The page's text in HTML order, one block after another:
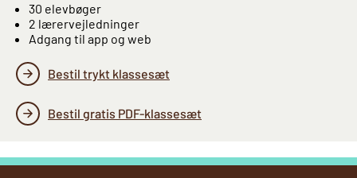
30 elevbøger
2 lærervejledninger
Adgang til app og web
Bestil trykt klassesæt
Bestil gratis PDF-klassesæt